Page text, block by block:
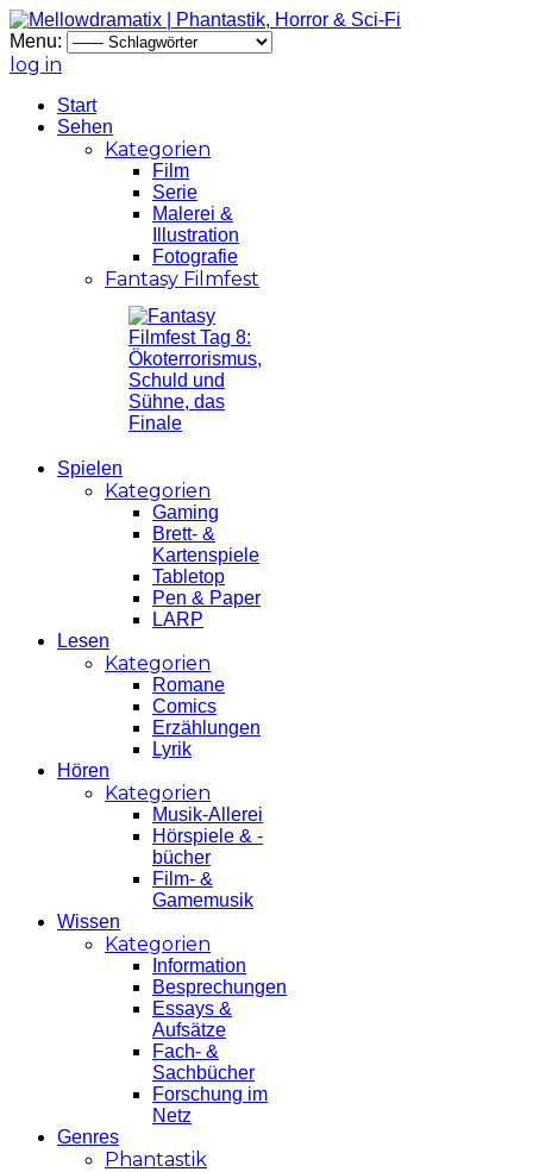
Menu:
log in
Start
Sehen
Kategorien
Film
Serie
Malerei &
Illustration
Fotografie
Fantasy Filmfest
Spielen
Kategorien
Gaming
Brett- &
Kartenspiele
Tabletop
Pen & Paper
LARP
Lesen
Kategorien
Romane
Comics
Erzählungen
Lyrik
Hören
Kategorien
Musik-Allerei
Hörspiele & -
bücher
Film- &
Gamemusik
Wissen
Kategorien
Information
Besprechungen
Essays &
Aufsätze
Fach- &
Sachbücher
Forschung im
Netz
Genres
Phantastik